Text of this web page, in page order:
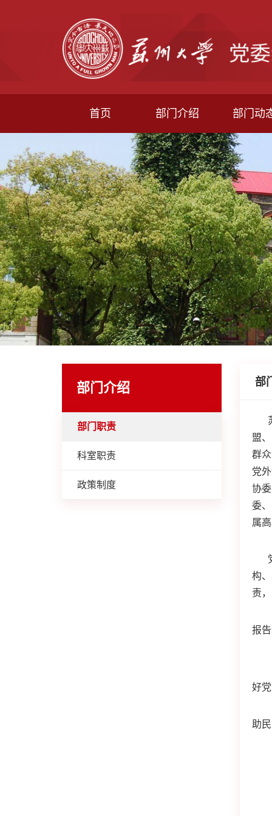
首页 部门介绍 部门动
部门介绍
部门职责
科室职责
政策制度
部
盟
群
党
协
委
属
构
责，
报
好
助